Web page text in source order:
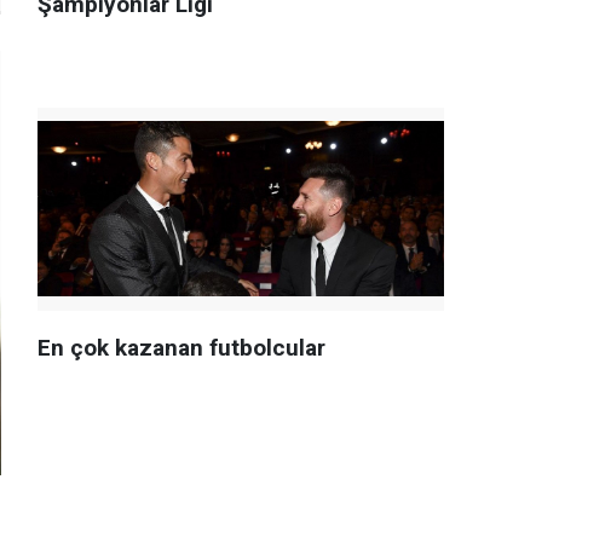
En çok kazanan futbolcular